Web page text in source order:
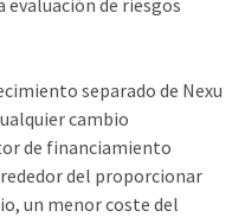
evaluación de riesgos
separado de Nexu
cambio
de financiamiento
del proporcionar
un menor coste del